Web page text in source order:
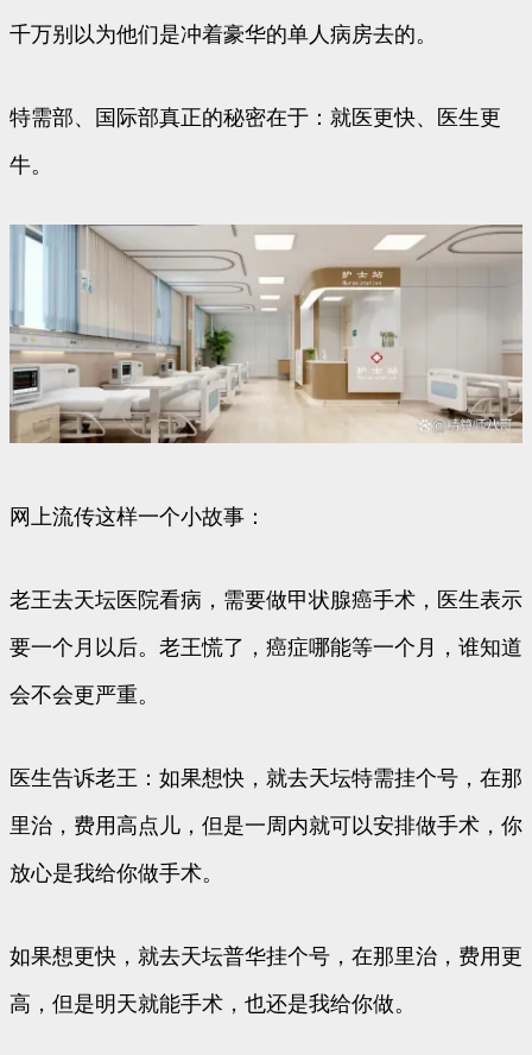
千万别以为他们是冲着豪华的单人病房去的。
特需部、国际部真正的秘密在于：就医更快、医生更
牛。
网上流传这样一个小故事：
老王去天坛医院看病，需要做甲状腺癌手术，医生表示
要一个月以后。老王慌了，癌症哪能等一个月，谁知道
会不会更严重。
医生告诉老王：如果想快，就去天坛特需挂个号，在那
里治，费用高点儿，但是一周内就可以安排做手术，你
放心是我给你做手术。
如果想更快，就去天坛普华挂个号，在那里治，费用更
高，但是明天就能手术，也还是我给你做。